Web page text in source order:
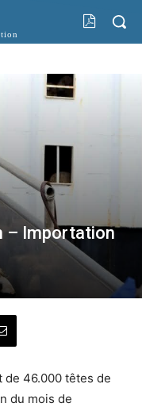
– Importation
de 46.000 têtes de
du mois de